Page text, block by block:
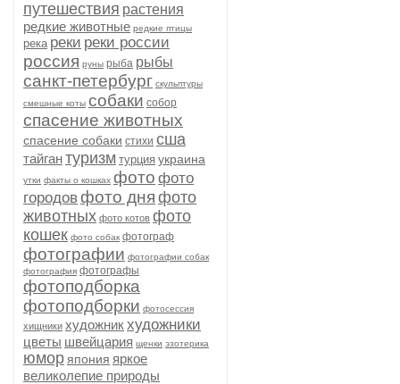
путешествия растения
редкие животные редкие птицы
река реки реки россии
россия руны рыба рыбы
санкт-петербург скульптуры
смешные коты собаки собор
спасение животных
спасение собаки стихи сша
тайгантуризм турция украина
утки факты о кошках фото фото
городовфото дня фото
животных фото котов фото
кошек фото собак фотограф
фотографии фотографии собак
фотография фотографы
фотоподборка
фотоподборки фотосессия
хищники художникхудожники
цветы швейцария щенки эзотерика
юмор япония яркое
великолепие природы